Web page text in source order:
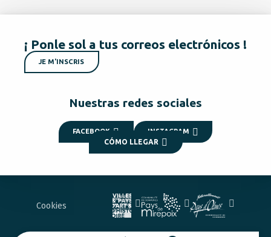
¡ Ponle sol a tus correos electrónicos !
JE M'INSCRIS
Nuestras redes sociales
FACEBOOK INSTAGRAM
CÓMO LLEGAR
Cookies